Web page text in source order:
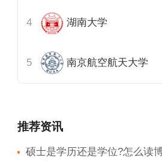
湖南大学
南京航空航天大学
推荐资讯
硕士是学历还是学位?怎么读